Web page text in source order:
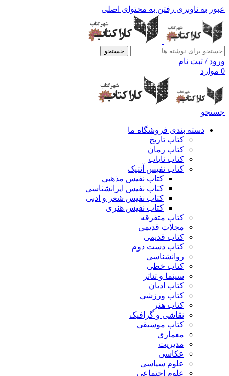
عبور به ناوبری رفتن به محتوای اصلی
جستجو
ورود / ثبت نام
0 موارد
جستجو
دسته بندی فروشگاه ما
کتاب تاریخ
کتاب رمان
کتاب نایاب
کتاب نفیس آنتیک
کتاب نفیس مذهبی
کتاب نفیس ایرانشناسی
کتاب نفیس شعر و ادبی
کتاب نفیس هنری
کتاب متفرقه
مجلات قدیمی
کتاب قدیمی
کتاب دست دوم
روانشناسی
کتاب خطی
سینما و تئاتر
کتاب ادیان
کتاب ورزشی
کتاب هنر
نقاشی و گرافیک
کتاب موسیقی
معماری
مدیریت
عکاسی
علوم سیاسی
علوم اجتماعی